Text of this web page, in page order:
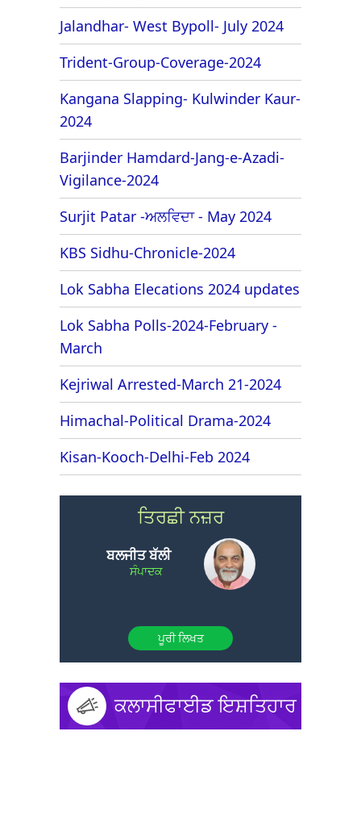
Jalandhar- West Bypoll- July 2024
Trident-Group-Coverage-2024
Kangana Slapping- Kulwinder Kaur-
2024
Barjinder Hamdard-Jang-e-Azadi-
Vigilance-2024
Surjit Patar -ਅਲਵਿਦਾ - May 2024
KBS Sidhu-Chronicle-2024
Lok Sabha Elecations 2024 updates
Lok Sabha Polls-2024-February -
March
Kejriwal Arrested-March 21-2024
Himachal-Political Drama-2024
Kisan-Kooch-Delhi-Feb 2024
ਤਿਰਛੀ ਨਜ਼ਰ
ਬਲਜੀਤ ਬੱਲੀ
ਸੰਪਾਦਕ
ਪੂਰੀ ਲਿਖਤ
ਕਲਾਸੀਫਾਈਡ ਇਸ਼ਤਿਹਾਰ